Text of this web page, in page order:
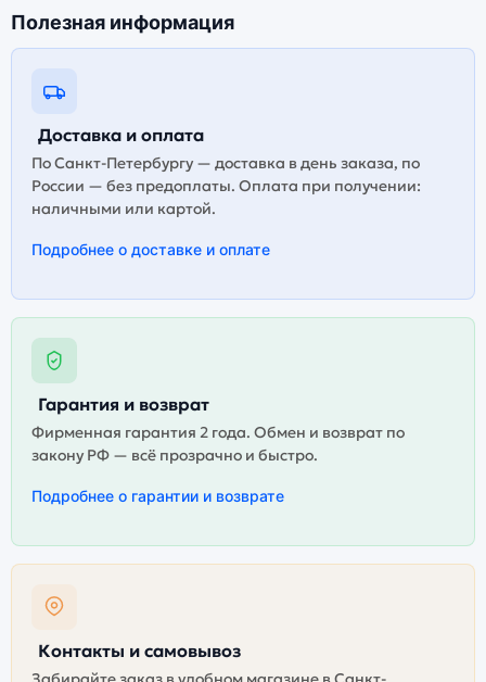
Полезная информация
Доставка и оплата
По Санкт-Петербургу — доставка в день заказа, по
России — без предоплаты. Оплата при получении:
наличными или картой.
Подробнее о доставке и оплате
Гарантия и возврат
Фирменная гарантия 2 года. Обмен и возврат по
закону РФ — всё прозрачно и быстро.
Подробнее о гарантии и возврате
Контакты и самовывоз